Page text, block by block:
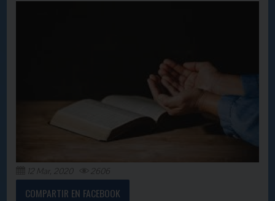
12 Mar, 2020 2606
COMPARTIR EN FACEBOOK